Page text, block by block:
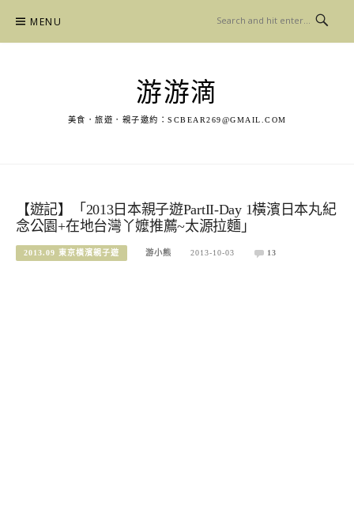
content
MENU
游游滴
美食．旅遊．親子邀約： SCBEAR269@GMAIL.COM
【遊記】「2013日本親子遊PartII-Day 1橫濱日本丸紀
念公園+在地台灣丫嬤推薦~太源拉麵」
2013.09 東京橫濱親子遊 游小熊 2013-10-03 13